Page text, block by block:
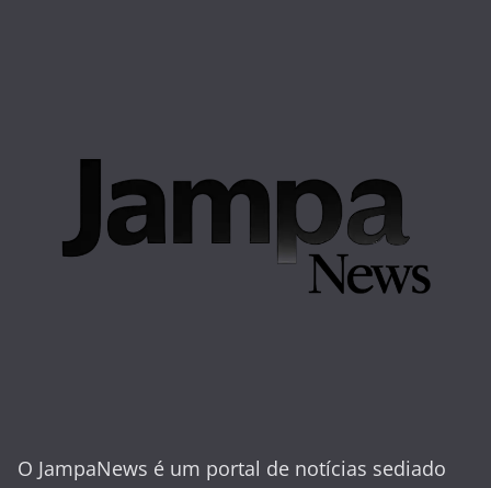
O JampaNews é um portal de notícias sediado